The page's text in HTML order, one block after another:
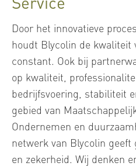
Door het innovatieve
houdt Blycolin de kwaliteit
constant. Ook bij
op kwaliteit,
bedrijfsvoering, stabiliteit
gebied van
Ondernemen en
netwerk van Blycolin
en zekerheid. Wij denken